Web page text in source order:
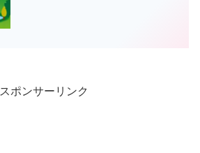
スポンサーリンク